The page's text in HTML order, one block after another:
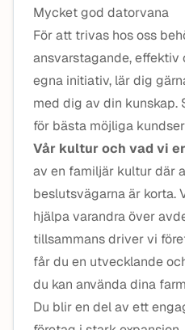
Mycket god datorvana
För att trivas hos oss
ansvarstagande, effektiv
egna initiativ, lär dig
med dig av din kunskap.
för bästa möjliga
Vår kultur och vad vi
av en familjär kultur där
beslutsvägarna är korta.
hjälpa varandra över
tillsammans driver vi
får du en utvecklande
du kan använda dina
Du blir en del av ett